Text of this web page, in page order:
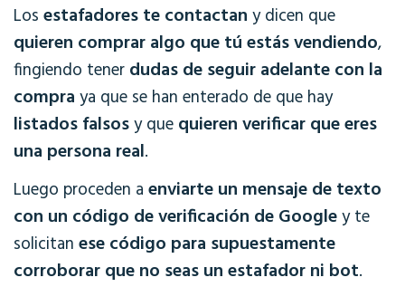
Los estafadores te contactan y dicen que
quieren comprar algo que tú estás vendiendo,
fingiendo tener dudas de seguir adelante con la
compra ya que se han enterado de que hay
listados falsosy que quieren verificar que eres
una persona real.
Luego proceden a enviarte un mensaje de texto
con un código de verificación de Googley te
solicitan ese código para supuestamente
corroborar que no seas un estafador ni bot.